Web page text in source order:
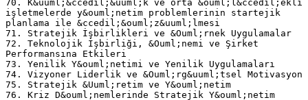
70. K&uuml;&ccedil;&uuml;k ve orta &ouml;l&ccedil;ekli
işletmelerde y&ouml;netim problemlerinin startejik
planlama ile &ccedil;&ouml;z&uuml;lmesi
71. Stratejik İşbirlikleri ve &Ouml;rnek Uygulamalar
72. Teknolojik İşbirliği, &Ouml;nemi ve Şirket
Performansına Etkileri
73. Yenilik Y&ouml;netimi ve Yenilik Uygulamaları
74. Vizyoner Liderlik ve &Ouml;rg&uuml;tsel Motivasyon
75. Stratejik &Uuml;retim ve Y&ouml;netim
76. Kriz D&ouml;nemlerinde Stratejik Y&ouml;netim